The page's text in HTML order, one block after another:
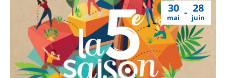
30
mai
28
juin